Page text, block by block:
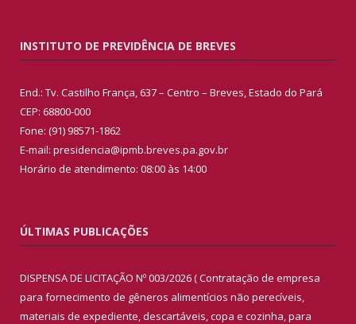
INSTITUTO DE PREVIDÊNCIA DE BREVES
End.: Tv. Castilho França, 637 – Centro – Breves, Estado do Pará
CEP: 68800-000
Fone: (91) 98571-1862
E-mail: presidencia@ipmb.breves.pa.gov.br
Horário de atendimento: 08:00 às 14:00
ÚLTIMAS PUBLICAÇÕES
DISPENSA DE LICITAÇÃO Nº 003/2026 ( Contratação de empresa
para fornecimento de gêneros alimentícios não perecíveis,
materiais de expediente, descartáveis, copa e cozinha, para